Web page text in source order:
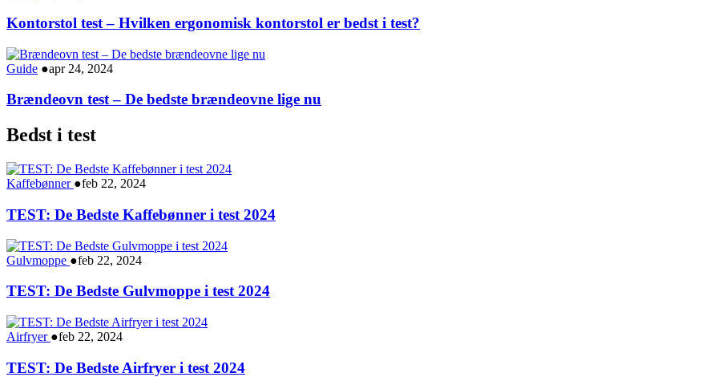
Kontorstol test – Hvilken ergonomisk kontorstol er bedst i test?
Guide ●apr 24, 2024
Brændeovn test – De bedste brændeovne lige nu
Bedst i test
Kaffebønner ●feb 22, 2024
TEST: De Bedste Kaffebønner i test 2024
Gulvmoppe ●feb 22, 2024
TEST: De Bedste Gulvmoppe i test 2024
Airfryer ●feb 22, 2024
TEST: De Bedste Airfryer i test 2024